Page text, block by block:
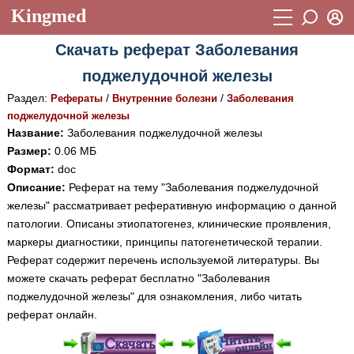
Kingmed
Учебный материал
Видеогалерея 899
Фотогалерея (1906)
Истории болезней
Лекции и презентации
Аккредитационные тесты (6)
Методические рекомендации 1050
Научно-популярное
Статьи
(244)
Пароль
Восстановить пароль
Регистрация
Вход
Скачать реферат Заболевания
поджелудочной железы
Раздел: Рефераты/ Внутренние болезни / Заболевания
поджелудочной железы
Название: Заболевания поджелудочной железы
Размер: 0.06 МБ
Формат: doc
Описание: Реферат на тему "Заболевания поджелудочной
железы" рассматривает реферативную информацию о данной
патологии. Описаны этиопатогенез, клинические проявления,
маркеры диагностики, принципы патогенетической терапии.
Реферат содержит перечень используемой литературы. Вы
можете скачать реферат бесплатно "Заболевания
поджелудочной железы" для ознакомления, либо читать
реферат онлайн.